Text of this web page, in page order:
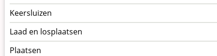
Keersluizen
Laad en losplaatsen
Plaatsen